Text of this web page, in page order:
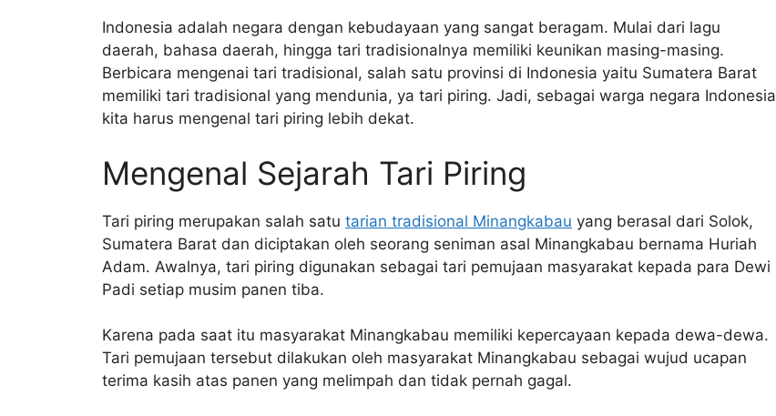
Indonesia adalah negara dengan kebudayaan yang sangat beragam. Mulai dari lagu
daerah, bahasa daerah, hingga tari tradisionalnya memiliki keunikan masing-masing.
Berbicara mengenai tari tradisional, salah satu provinsi di Indonesia yaitu Sumatera Barat
memiliki tari tradisional yang mendunia, ya tari piring. Jadi, sebagai warga negara Indonesia
kita harus mengenal tari piring lebih dekat.
Mengenal Sejarah Tari Piring
Tari piring merupakan salah satu tarian tradisional Minangkabau yang berasal dari Solok,
Sumatera Barat dan diciptakan oleh seorang seniman asal Minangkabau bernama Huriah
Adam. Awalnya, tari piring digunakan sebagai tari pemujaan masyarakat kepada para Dewi
Padi setiap musim panen tiba.
Karena pada saat itu masyarakat Minangkabau memiliki kepercayaan kepada dewa-dewa.
Tari pemujaan tersebut dilakukan oleh masyarakat Minangkabau sebagai wujud ucapan
terima kasih atas panen yang melimpah dan tidak pernah gagal.